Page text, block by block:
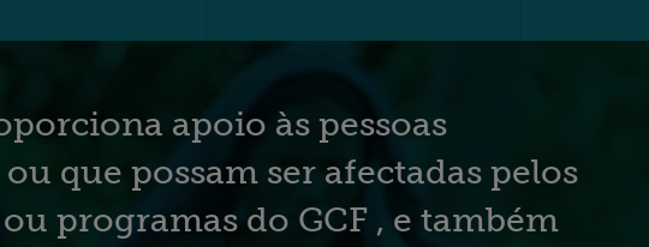
apoio às pessoas
que possam ser afectadas pelos
programas do GCF , e também